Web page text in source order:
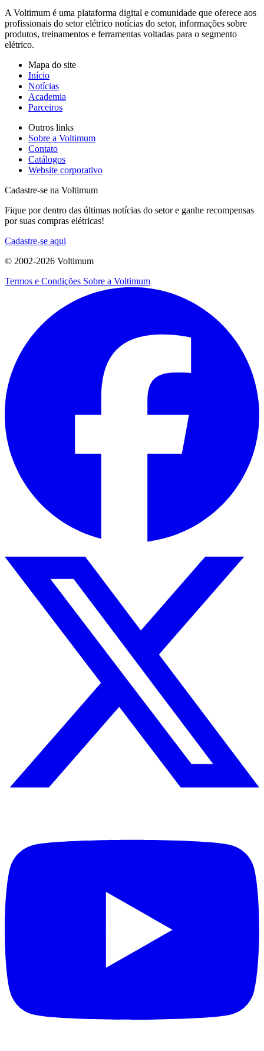
A Voltimum é uma plataforma digital e comunidade que oferece aos
profissionais do setor elétrico notícias do setor, informações sobre
produtos, treinamentos e ferramentas voltadas para o segmento
elétrico.
Mapa do site
Início
Notícias
Academia
Parceiros
Outros links
Sobre a Voltimum
Contato
Catálogos
Website corporativo
Cadastre-se na Voltimum
Fique por dentro das últimas notícias do setor e ganhe recompensas
por suas compras elétricas!
Cadastre-se aqui
© 2002-2026 Voltimum
Termos e Condições Sobre a Voltimum